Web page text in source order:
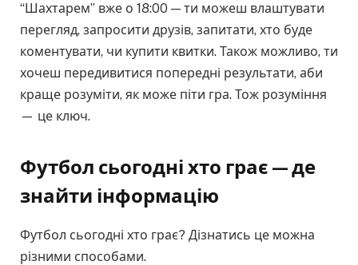
“Шахтарем” вже о 18:00 — ти можеш влаштувати
перегляд, запросити друзів, запитати, хто буде
коментувати, чи купити квитки. Також можливо, ти
хочеш передивитися попередні результати, аби
краще розуміти, як може піти гра. Тож розуміння
— це ключ.
Футбол сьогодні хто грає — де
знайти інформацію
Футбол сьогодні хто грає? Дізнатись це можна
різними способами.